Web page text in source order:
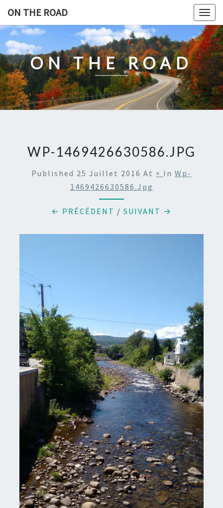
content
ON THE ROAD
ON THE ROAD
WP-1469426630586.JPG
Published 25 Juillet 2016 At × In Wp-
1469426630586.jpg
← PRÉCÉDENT / SUIVANT →